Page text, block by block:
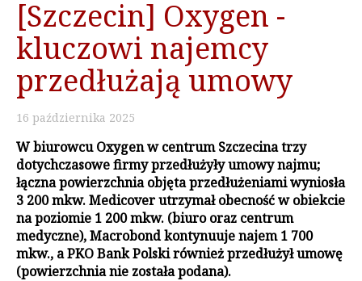
[Szczecin] Oxygen -
kluczowi najemcy
przedłużają umowy
16 października 2025
W biurowcu Oxygen w centrum Szczecina trzy
dotychczasowe firmy przedłużyły umowy najmu;
łączna powierzchnia objęta przedłużeniami wyniosła
3 200 mkw. Medicover utrzymał obecność w obiekcie
na poziomie 1 200 mkw. (biuro oraz centrum
medyczne), Macrobond kontynuuje najem 1 700
mkw., a PKO Bank Polski również przedłużył umowę
(powierzchnia nie została podana).